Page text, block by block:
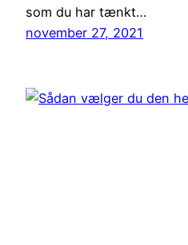
som du har tænkt…
november 27, 2021